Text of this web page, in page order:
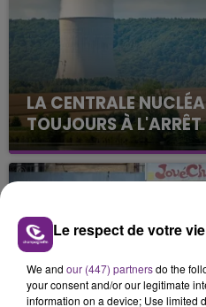
LA CENTRALE
TOUJOURS À L'ARRÊT
Cela fait déjà une
nucléaire ardennaise est
Le respect de votre
We and our (447) partnersdo the
your consent and/or our legitimate
information on a device; Use limited